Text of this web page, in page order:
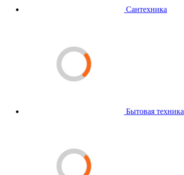
Сантехника
Бытовая техника